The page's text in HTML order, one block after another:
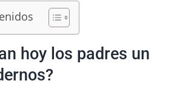
hoy los padres un